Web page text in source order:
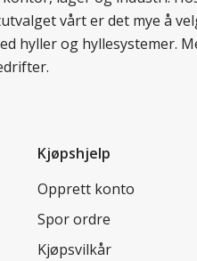
vårt er det mye å
hyller og hyllesystemer.
Kjøpshjelp
Opprett konto
Spor ordre
Kjøpsvilkår